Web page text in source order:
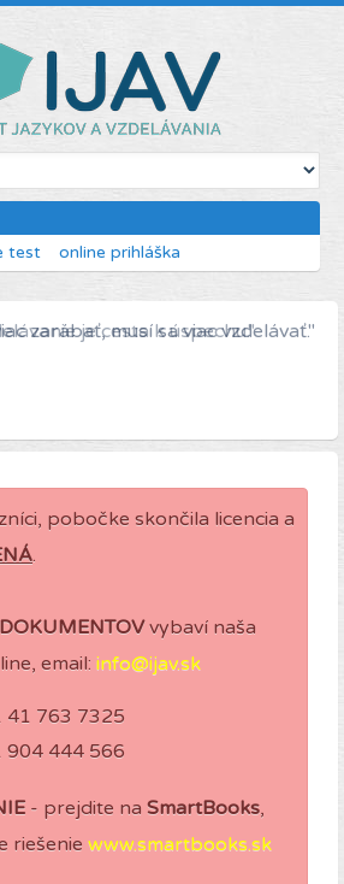
test online prihláška
zarábať, musí sa viac vzdelávať."
pobočke skončila licencia a
.
vybaví naša
email: info@ijav.sk
41 763 7325
904 444 566
- prejdite na SmartBooks,
riešenie www.smartbooks.sk